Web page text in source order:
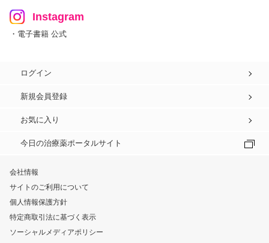
Instagram
・電子書籍 公式
ログイン
新規会員登録
お気に入り
今日の治療薬ポータルサイト
会社情報
サイトのご利用について
個人情報保護方針
特定商取引法に基づく表示
ソーシャルメディアポリシー